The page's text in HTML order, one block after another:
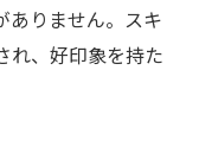
ありません。スキ
れ、好印象を持た